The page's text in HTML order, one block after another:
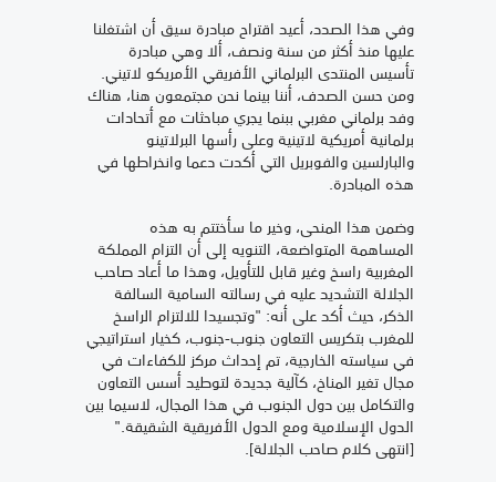
وفي هذا الصدد، أعيد اقتراح مبادرة سيق أن اشتغلنا
عليها منذ أكثر من سنة ونصف، ألا وهي مبادرة
تأسيس المنتدى البرلماني الأفريقي الأمريكو لاتيني.
ومن حسن الصدف، أننا بينما نحن مجتمعون هنا، هناك
وفد برلماني مغربي ببنما يجري مباحثات مع أتحادات
برلمانية أمريكية لاتينية وعلى رأسها البرلاتينو
والبارلسين والفوبريل التي أكدت دعما وانخراطها في
هذه المبادرة.
وضمن هذا المنحى، وخير ما سأختتم به هذه
المساهمة المتواضعة، التنويه إلى أن التزام المملكة
المغربية راسخ وغير قابل للتأويل، وهذا ما أعاد صاحب
الجلالة التشديد عليه في رسالته السامية السالفة
الذكر، حيث أكد على أنه: "وتجسيدا للالتزام الراسخ
للمغرب بتكريس التعاون جنوب-جنوب، كخيار استراتيجي
في سياسته الخارجية، تم إحداث مركز للكفاءات في
مجال تغير المناخ، كآلية جديدة لتوطيد أسس التعاون
والتكامل بين دول الجنوب في هذا المجال، لاسيما بين
الدول الإسلامية ومع الدول الأفريقية الشقيقة."
[انتهى كلام صاحب الجلالة].